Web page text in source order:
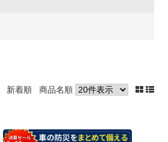
新着順 商品名順